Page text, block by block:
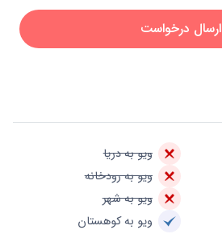
ارسال درخواست
ویو به دریا
ویو به رودخانه
ویو به شهر
ویو به کوهستان